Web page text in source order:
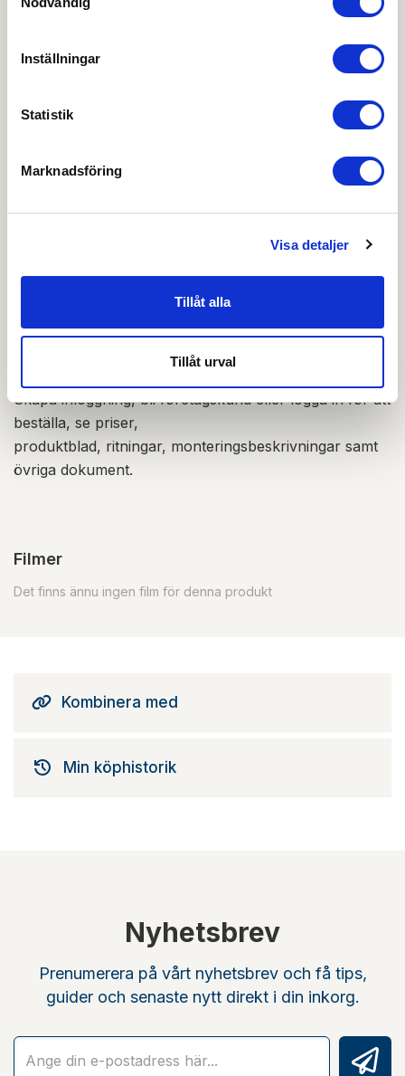
Inställningar
Statistik
Marknadsföring
Visa detaljer
Tillåt alla
Tillåt urval
Vi reserverar oss för att det kan finnas
löpande med att säkerställa att våra dokument är så
Logga in
Skapa inloggning, bli företagskund eller logga in för att
beställa, se priser,
produktblad, ritningar, monteringsbeskrivningar samt
övriga dokument.
Filmer
Det finns ännu ingen film för denna produkt
Kombinera med
Min köphistorik
Nyhetsbrev
Prenumerera på vårt nyhetsbrev och få tips,
guider och senaste nytt direkt i din inkorg.